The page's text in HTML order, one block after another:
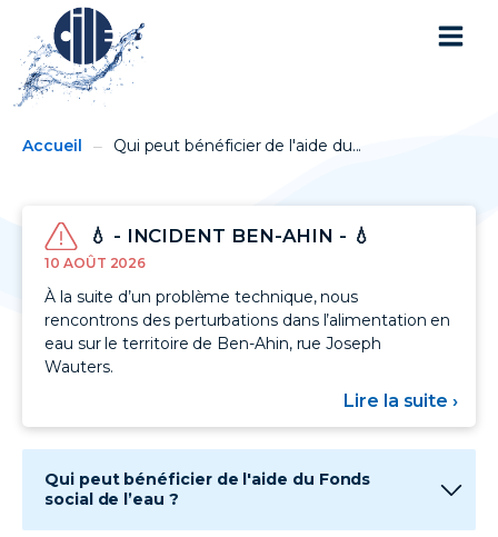
Breadcrumbs
You
Accueil Qui peut bénéficier de l'aide du...
💧 - INCIDENT BEN-AHIN - 💧
10 AOÛT 2026
À la suite d’un problème technique, nous
rencontrons des perturbations dans l’alimentation en
eau sur le territoire de Ben-Ahin, rue Joseph
Wauters.
Lire la suite ›
-
💧
Qui peut bénéficier de l'aide du Fonds
social de l’eau ?